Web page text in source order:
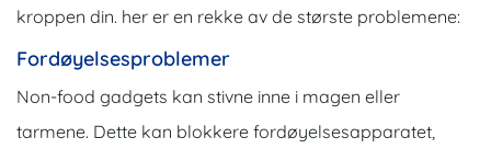
kroppen din. her er en rekke av de største problemene:
Fordøyelsesproblemer
Non-food gadgets kan stivne inne i magen eller
tarmene. Dette kan blokkere fordøyelsesapparatet,